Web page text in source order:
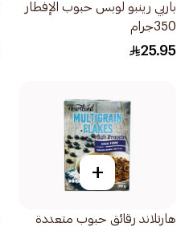
باربي رينبو لوبس حبوب الإفطار
350جرام
25.95
+
هارتلاند رقائق حبوب متعددة